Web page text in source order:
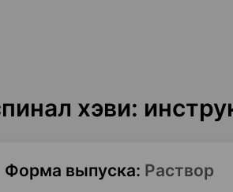
хэви:
Форма выпуска: Раствор